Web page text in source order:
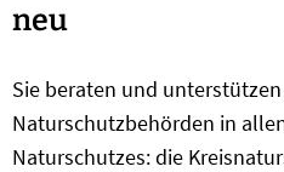
neu
Sie beraten und
Naturschutzbehörden in
Naturschutzes: die